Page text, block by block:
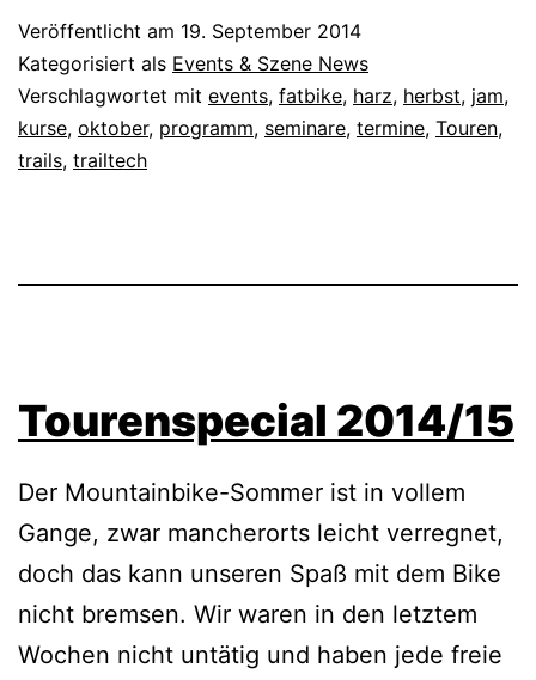
Veröffentlicht am 19. September 2014
Kategorisiert als Events & Szene News
Verschlagwortet mit events, fatbike, harz, herbst, jam,
kurse, oktober, programm, seminare, termine, Touren,
trails, trailtech
Tourenspecial 2014/15
Der Mountainbike-Sommer ist in vollem
Gange, zwar mancherorts leicht verregnet,
doch das kann unseren Spaß mit dem Bike
nicht bremsen. Wir waren in den letztem
Wochen nicht untätig und haben jede freie